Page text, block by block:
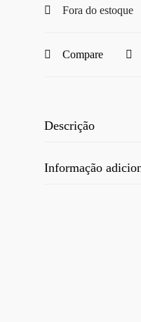
Fora do estoque
Compare
Descrição
Informação